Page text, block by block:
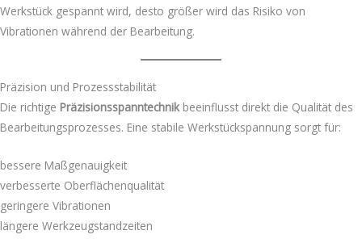
Werkstück gespannt wird, desto größer wird das Risiko von
Vibrationen während der Bearbeitung.
Präzision und Prozessstabilität
Die richtige Präzisionsspanntechnikbeeinflusst direkt die Qualität des
Bearbeitungsprozesses. Eine stabile Werkstückspannung sorgt für:
bessere Maßgenauigkeit
verbesserte Oberflächenqualität
geringere Vibrationen
längere Werkzeugstandzeiten